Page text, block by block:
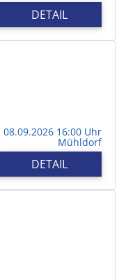
DETAIL
08.09.2026 16:00 Uhr
Mühldorf
DETAIL